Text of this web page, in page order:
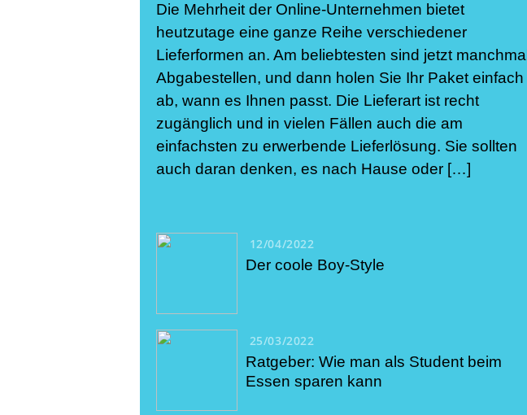
Die Mehrheit der Online-Unternehmen bietet
heutzutage eine ganze Reihe verschiedener
Lieferformen an. Am beliebtesten sind jetzt manchmal
Abgabestellen, und dann holen Sie Ihr Paket einfach
ab, wann es Ihnen passt. Die Lieferart ist recht
zugänglich und in vielen Fällen auch die am
einfachsten zu erwerbende Lieferlösung. Sie sollten
auch daran denken, es nach Hause oder […]
12/04/2022
Der coole Boy-Style
25/03/2022
Ratgeber: Wie man als Student beim
Essen sparen kann